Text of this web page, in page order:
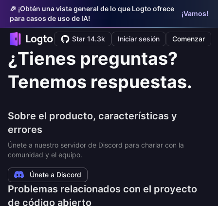
🎉 ¡Obtén una vista general de lo que Logto ofrece
para casos de uso de IA!
¡Vamos!
Star 14.3k Iniciar sesión Comenzar
¿Tienes preguntas?
Tenemos respuestas.
Sobre el producto, características y
errores
Únete a nuestro servidor de Discord para charlar con la
comunidad y el equipo.
Únete a Discord
Problemas relacionados con el proyecto
de código abierto